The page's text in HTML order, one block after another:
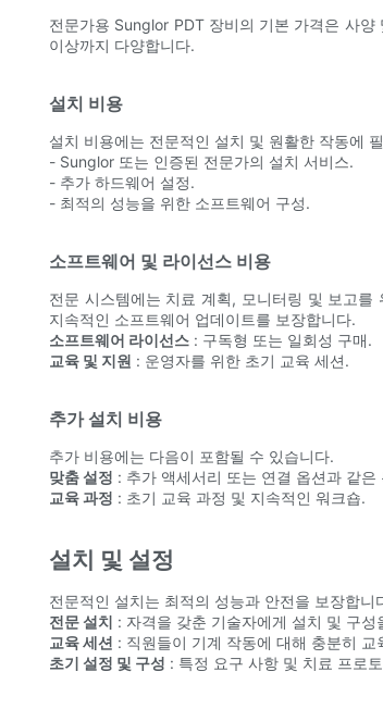
전문가용 Sunglor PDT 장비의 기본 가격은 사
이상까지 다양합니다.
설치 비용
설치 비용에는 전문적인 설치 및 원활한 작동에
- Sunglor 또는 인증된 전문가의 설치 서비스.
- 추가 하드웨어 설정.
- 최적의 성능을 위한 소프트웨어 구성.
소프트웨어 및 라이선스 비용
전문 시스템에는 치료 계획, 모니터링 및 보고
지속적인 소프트웨어 업데이트를 보장합니다.
소프트웨어 라이선스 : 구독형 또는 일회성 구매.
교육 및 지원 : 운영자를 위한 초기 교육 세션.
추가 설치 비용
추가 비용에는 다음이 포함될 수 있습니다.
맞춤 설정 : 추가 액세서리 또는 연결 옵션과 같
교육 과정 : 초기 교육 과정 및 지속적인 워크숍.
설치 및 설정
전문적인 설치는 최적의 성능과 안전을 보장합
전문 설치 : 자격을 갖춘 기술자에게 설치 및 구성
교육 세션 : 직원들이 기계 작동에 대해 충분히 교
초기 설정 및 구성 : 특정 요구 사항 및 치료 프로